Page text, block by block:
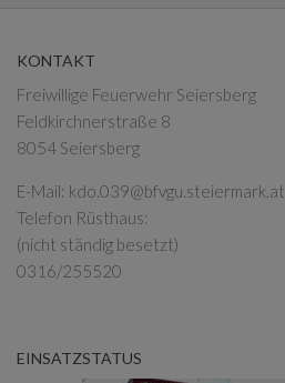
KONTAKT
Freiwillige Feuerwehr Seiersberg
Feldkirchnerstraße 8
8054 Seiersberg
E-Mail: kdo.039@bfvgu.steiermark.at
Telefon Rüsthaus:
(nicht ständig besetzt)
0316/255520
EINSATZSTATUS